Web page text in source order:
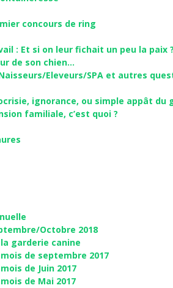
concours de ring
: Et si on leur fichait un peu la paix ?
de son chien…
Naisseurs/Eleveurs/SPA et autres
ignorance, ou simple appât du
familiale, c’est quoi ?
Octobre 2018
garderie canine
de septembre 2017
de Juin 2017
de Mai 2017